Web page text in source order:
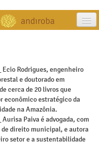
Ecio Rodrigues, engenheiro
e doutorado em
cerca de 20 livros que
econômico estratégico da
na Amazônia.
Aurisa Paiva é advogada, com
de direito municipal, e autora
setor e a sustentabilidade